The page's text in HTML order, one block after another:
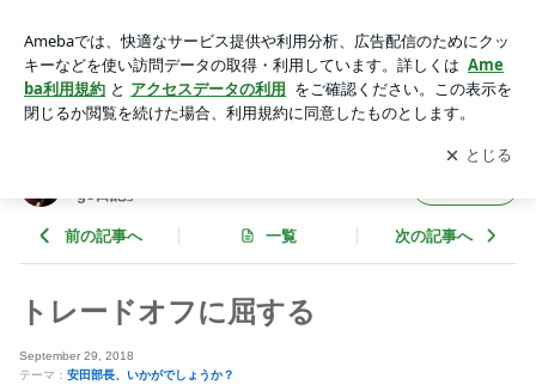
Bluedogs日記」Powered by Ameba
アプリをダウンロードして ブログの更新通知
を受け取りまし
ょう。
開く
gs日記」
前の記事へ 一覧 次の記事へ
トレードオフに屈する
September 29, 2018
テーマ： 安田部長、いかがでしょうか？